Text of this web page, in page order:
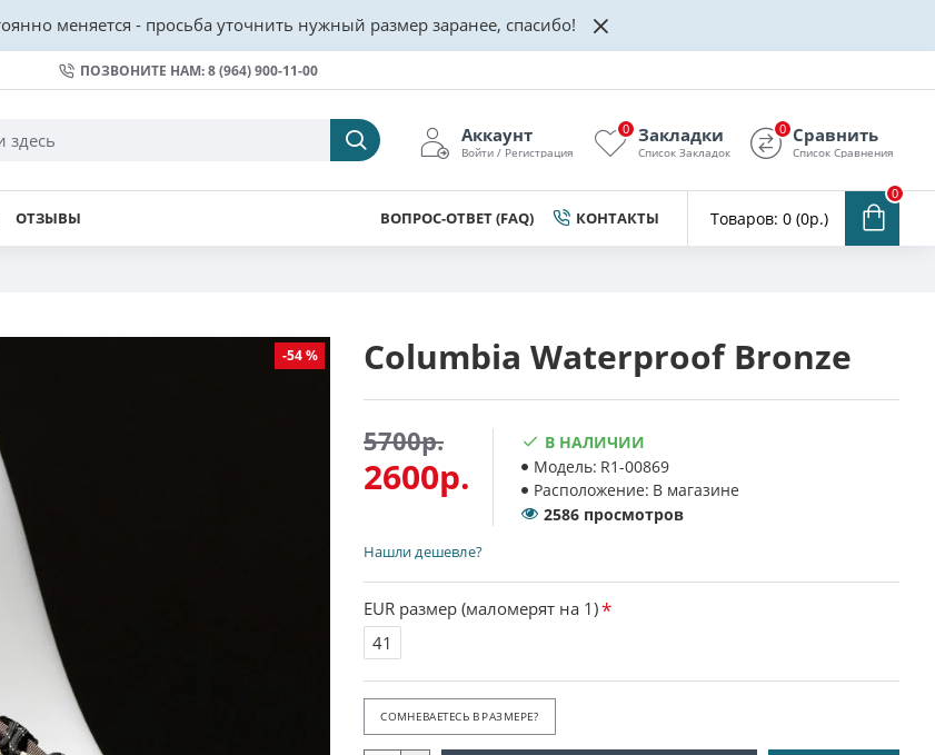
меняется - просьба уточнить нужный размер заранее, спасибо!
ПОЗВОНИТЕ НАМ: 8 (964) 900-11-00
Аккаунт
Войти / Регистрация
Закладки
Список Закладок
0 Сравнить
Список Сравнения
0
ОТЗЫВЫ ВОПРОС-ОТВЕТ (FAQ) КОНТАКТЫ Товаров: 0 (0р.)
0
-54 % Columbia Waterproof Bronze
2600р.
5700р.
В НАЛИЧИИ
Модель: R1-00869
Расположение: В магазине
2586 просмотров
EUR размер (маломерят на 1)
41
Нашли дешевле?
СОМНЕВАЕТЕСЬ В РАЗМЕРЕ?